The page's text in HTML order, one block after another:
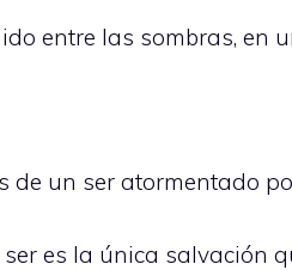
entre las sombras,
de un ser atormentado
es la única salvación